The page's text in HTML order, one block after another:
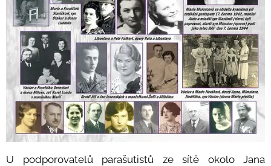
U podporovatelů parašutistů ze sítě okolo Jana